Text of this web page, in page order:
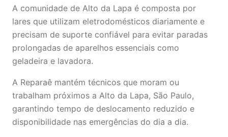
A comunidade de Alto da Lapa é composta por
lares que utilizam eletrodomésticos diariamente e
precisam de suporte confiável para evitar paradas
prolongadas de aparelhos essenciais como
geladeira e lavadora.
A Reparaê mantém técnicos que moram ou
trabalham próximos a Alto da Lapa, São Paulo,
garantindo tempo de deslocamento reduzido e
disponibilidade nas emergências do dia a dia.